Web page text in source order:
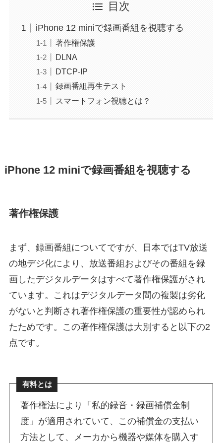
目次
iPhone 12 miniで録画番組を視聴する
著作権保護
DLNA
DTCP-IP
録画番組再生テスト
スマートフォン視聴とは？
iPhone 12 miniで録画番組を視聴する
著作権保護
まず、録画番組についてですが、日本ではTV放送
の地デジ化により、放送番組およびその番組を録
画したデジタルデータはすべて著作権保護がされ
ています。これはデジタルデータ間の複製は劣化
がないと判断され著作権保護の重要性が認められ
たためです。この著作権保護は大別すると以下の2
点です。
有料とは
著作権法により「私的録音・録画補償金制
度」が適用されていて、この補償金の支払い
方法として、メーカから機器や媒体を購入す